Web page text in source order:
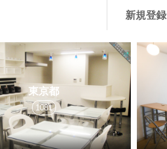
新規登録
東京都
1081